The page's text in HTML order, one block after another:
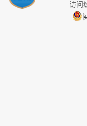
访问